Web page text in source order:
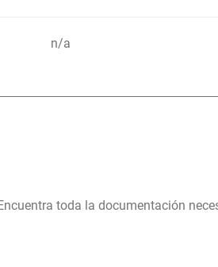
n/a
toda la documentación